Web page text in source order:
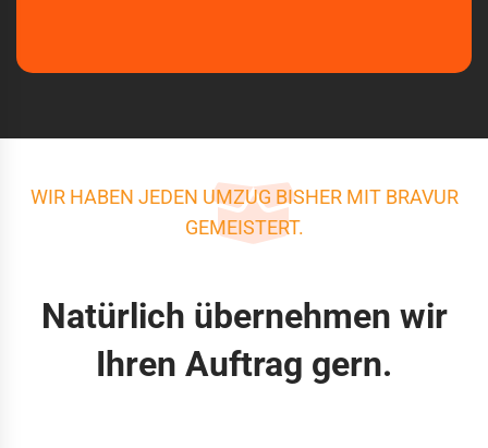
WIR HABEN JEDEN UMZUG BISHER MIT BRAVUR
GEMEISTERT.
Natürlich übernehmen wir
Ihren Auftrag gern.